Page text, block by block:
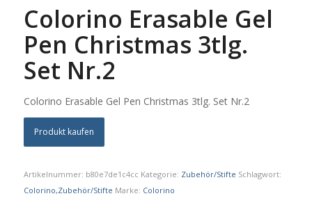
Colorino Erasable Gel
Pen Christmas 3tlg.
Set Nr.2
Colorino Erasable Gel Pen Christmas 3tlg. Set Nr.2
Produkt kaufen
Artikelnummer: b80e7de1c4cc Kategorie: Zubehör/Stifte Schlagwort:
Colorino,Zubehör/Stifte Marke: Colorino